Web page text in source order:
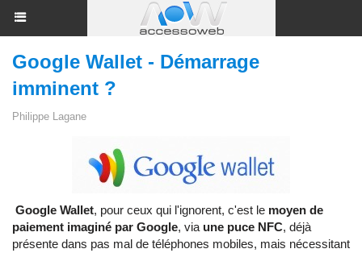
Google Wallet - Démarrage
imminent ?
Philippe Lagane
Google Wallet, pour ceux qui l'ignorent, c'est le moyen de
paiement imaginé par Google, via une puce NFC, déjà
présente dans pas mal de téléphones mobiles, mais nécessitant